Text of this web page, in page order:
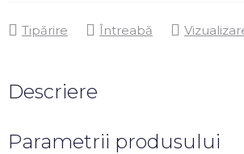
Tipărire Întreabă
Descriere
Parametrii produsului